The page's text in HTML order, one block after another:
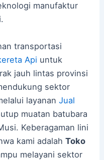
manufaktur
transportasi
Api untuk
jauh lintas provinsi
sektor
layananJual
muatan batubara
Keberagaman lini
kami adalahToko
melayani sektor